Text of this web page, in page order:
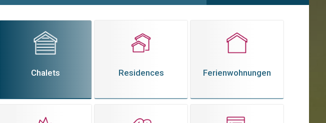
Chalets Residences Ferienwohnungen